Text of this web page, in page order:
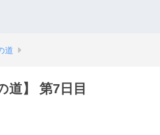
道
道】 第7日目